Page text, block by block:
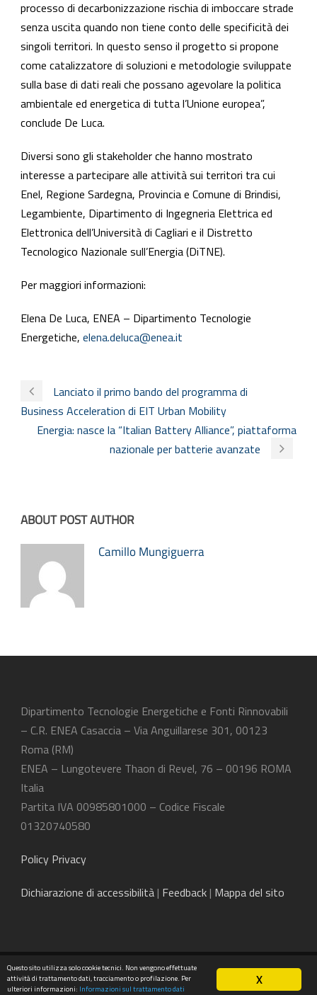
processo di decarbonizzazione rischia di imboccare strade
senza uscita quando non tiene conto delle specificità dei
singoli territori. In questo senso il progetto si propone
come catalizzatore di soluzioni e metodologie sviluppate
sulla base di dati reali che possano agevolare la politica
ambientale ed energetica di tutta l’Unione europea”,
conclude De Luca.
Diversi sono gli stakeholder che hanno mostrato
interesse a partecipare alle attività sui territori tra cui
Enel, Regione Sardegna, Provincia e Comune di Brindisi,
Legambiente, Dipartimento di Ingegneria Elettrica ed
Elettronica dell’Università di Cagliari e il Distretto
Tecnologico Nazionale sull’Energia (DiTNE).
Per maggiori informazioni:
Elena De Luca, ENEA – Dipartimento Tecnologie
Energetiche, elena.deluca@enea.it
Lanciato il primo bando del programma di
Business Acceleration di EIT Urban Mobility
Energia: nasce la “Italian Battery Alliance”, piattaforma
nazionale per batterie avanzate
ABOUT POST AUTHOR
Camillo Mungiguerra
Dipartimento Tecnologie Energetiche e Fonti Rinnovabili
– C.R. ENEA Casaccia – Via Anguillarese 301, 00123
Roma (RM)
ENEA – Lungotevere Thaon di Revel, 76 – 00196 ROMA
Italia
Partita IVA 00985801000 – Codice Fiscale
01320740580
Policy Privacy
Dichiarazione di accessibilità | Feedback | Mappa del sito
©2025 ENEA - Dipartimento Tecnologie Energetiche e
Fonti Rinnovabili
X
Questo sito utilizza solo cookie tecnici. Non vengono effettuate
attività di trattamento dati, tracciamento o profilazione. Per
ulteriori informazioni: Informazioni sul trattamento dati